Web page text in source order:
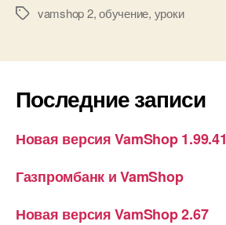
Меткиvamshop 2,обучение, уроки
Последние записи
Новая версия VamShop 1.99.41
Газпромбанк и VamShop
Новая версия VamShop 2.67